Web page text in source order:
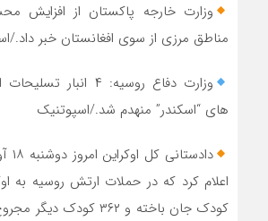
وزارت خارجه پاکستان از افزایش
مناطق مرزی از سوی افغانستان خبر داد./
وزارت دفاع روسیه: ۴
های “اسکندر” منهدم شد./اسپوتنیک
کودک جان باخته و ۳۶۲